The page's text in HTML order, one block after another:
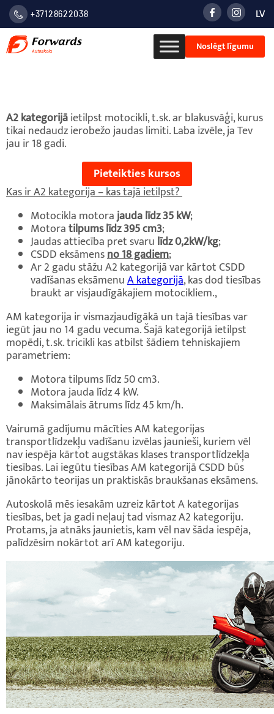
+37128622038 LV
Noslēgt līgumu
A2 kategorijāietilpst motocikli, t.sk. ar blakusvāģi, kurus
tikai nedaudz ierobežo jaudas limiti. Laba izvēle, ja Tev
jau ir 18 gadi.
Pieteikties kursos
Kas ir A2 kategorija – kas tajā ietilpst?
Motocikla motorajauda līdz 35 kW;
Motoratilpums līdz 395 cm3;
Jaudas attiecība pret svaru līdz 0,2kW/kg;
CSDD eksāmensno 18 gadiem;
Ar 2 gadu stāžu A2 kategorijā var kārtot CSDD
vadīšanas eksāmenuA kategorijā, kas dod tiesības
braukt ar visjaudīgākajiem motocikliem.,
AM kategorija ir vismazjaudīgākā un tajā tiesības var
iegūt jau no 14 gadu vecuma. Šajā kategorijā ietilpst
mopēdi, t.sk. tricikli kas atbilst šādiem tehniskajiem
parametriem:
Motora tilpums līdz 50 cm3.
Motora jauda līdz 4 kW.
Maksimālais ātrums līdz 45 km/h.
Vairumā gadījumu mācīties AM kategorijas
transportlīdzekļu vadīšanu izvēlas jaunieši, kuriem vēl
nav iespēja kārtot augstākas klases transportlīdzekļa
tiesības. Lai iegūtu tiesības AM kategorijā CSDD būs
jānokārto teorijas un praktiskās braukšanas eksāmens.
Autoskolā mēs iesakām uzreiz kārtot A kategorijas
tiesības, bet ja gadi neļauj tad vismaz A2 kategoriju.
Protams, ja atnāks jaunietis, kam vēl nav šāda iespēja,
palīdzēsim nokārtot arī AM kategoriju.